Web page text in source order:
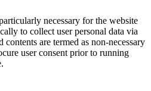
necessary for the website
to collect user personal data via
contents are termed as non-necessary
user consent prior to running